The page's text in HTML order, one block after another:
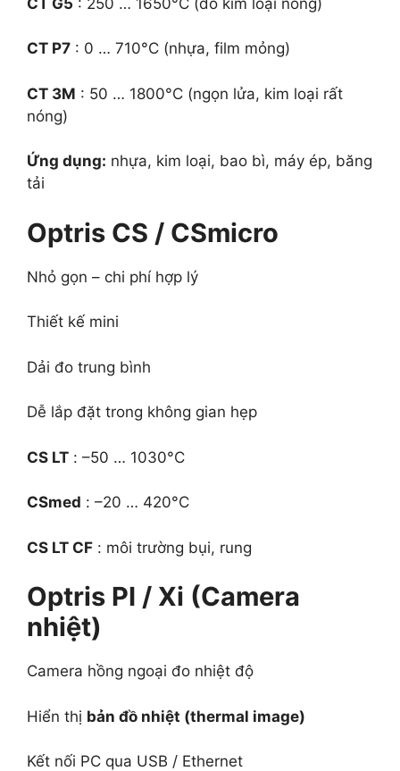
CT P7 : 0 … 710°C (nhựa, film mỏng)
CT 3M : 50 … 1800°C (ngọn lửa, kim loại rất
nóng)
Ứng dụng: nhựa, kim loại, bao bì, máy ép, băng
tải
Optris CS / CSmicro
Nhỏ gọn – chi phí hợp lý
Thiết kế mini
Dải đo trung bình
Dễ lắp đặt trong không gian hẹp
CS LT : –50 … 1030°C
CSmed : –20 … 420°C
CS LT CF : môi trường bụi, rung
Optris PI / Xi (Camera
nhiệt)
Camera hồng ngoại đo nhiệt độ
Hiển thị bản đồ nhiệt (thermal image)
Kết nối PC qua USB / Ethernet